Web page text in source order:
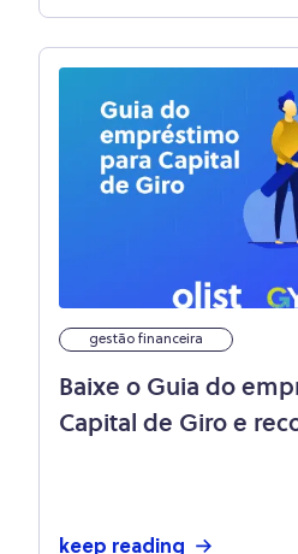
gestão financeira
Baixe o Guia do
Capital de Giro e
keep reading